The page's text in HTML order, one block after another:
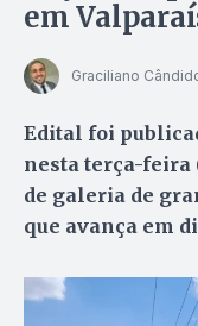
em
Graciliano
Edital foi
nesta terça-feira
de galeria de
que avança em